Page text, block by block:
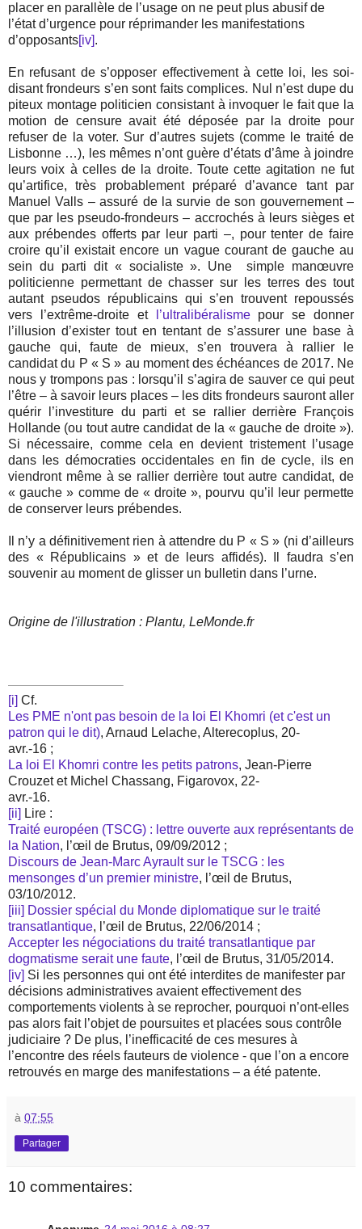
placer en parallèle de l’usage on ne peut plus abusif de
l’état d’urgence pour réprimander les manifestations
d’opposants[iv].
En refusant de s’opposer effectivement à cette loi, les soi-
disant frondeurs s’en sont faits complices. Nul n’est dupe du
piteux montage politicien consistant à invoquer le fait que la
motion de censure avait été déposée par la droite pour
refuser de la voter. Sur d’autres sujets (comme le traité de
Lisbonne …), les mêmes n’ont guère d’états d’âme à joindre
leurs voix à celles de la droite. Toute cette agitation ne fut
qu’artifice, très probablement préparé d’avance tant par
Manuel Valls – assuré de la survie de son gouvernement –
que par les pseudo-frondeurs – accrochés à leurs sièges et
aux prébendes offerts par leur parti –, pour tenter de faire
croire qu’il existait encore un vague courant de gauche au
sein du parti dit « socialiste ». Une
simple manœuvre
politicienne permettant de chasser sur les terres des tout
autant pseudos républicains qui s’en trouvent repoussés
vers l’extrême-droite et
l’ultralibéralismepour se donner
l’illusion d’exister tout en tentant de s’assurer une base à
gauche qui, faute de mieux, s’en trouvera à rallier le
candidat du P « S » au moment des échéances de 2017. Ne
nous y trompons pas : lorsqu’il s’agira de sauver ce qui peut
l’être – à savoir leurs places – les dits frondeurs sauront aller
quérir l’investiture du parti et se rallier derrière François
Hollande (ou tout autre candidat de la « gauche de droite »).
Si nécessaire, comme cela en devient tristement l’usage
dans les démocraties occidentales en fin de cycle, ils en
viendront même à se rallier derrière tout autre candidat, de
« gauche » comme de « droite », pourvu qu’il leur permette
de conserver leurs prébendes.
Il n’y a définitivement rien à attendre du P « S » (ni d’ailleurs
des « Républicains » et de leurs affidés). Il faudra s’en
souvenir au moment de glisser un bulletin dans l’urne.
Origine de l'illustration : Plantu, LeMonde.fr
[i] Cf.
Les PME n'ont pas besoin de la loi El Khomri (et c'est un
patron qui le dit), Arnaud Lelache, Alterecoplus, 20-
avr.-16 ;
La loi El Khomri contre les petits patrons, Jean-Pierre
Crouzet et Michel Chassang, Figarovox, 22-
avr.-16.
[ii] Lire :
Traité européen (TSCG) : lettre ouverte aux représentants de
la Nation, l’œil de Brutus, 09/09/2012 ;
Discours de Jean-Marc Ayrault sur le TSCG : les
mensonges d’un premier ministre, l’œil de Brutus,
03/10/2012.
[iii] Dossier spécial du Monde diplomatique sur le traité
transatlantique, l’œil de Brutus, 22/06/2014 ;
Accepter les négociations du traité transatlantique par
dogmatisme serait une faute, l’œil de Brutus, 31/05/2014.
[iv] Si les personnes qui ont été interdites de manifester par
décisions administratives avaient effectivement des
comportements violents à se reprocher, pourquoi n’ont-elles
pas alors fait l’objet de poursuites et placées sous contrôle
judiciaire ? De plus, l’inefficacité de ces mesures à
l’encontre des réels fauteurs de violence - que l’on a encore
retrouvés en marge des manifestations – a été patente.
à 07:55
Partager
10 commentaires: